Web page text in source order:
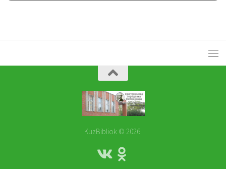
KuzBibliok © 2026.